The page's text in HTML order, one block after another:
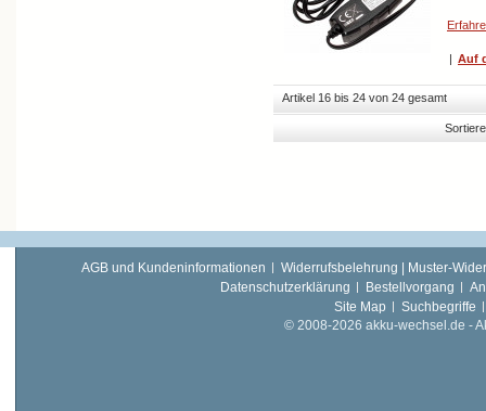
| Auf
Artikel 16 bis 24 von 24 gesamt
AGB und Kundeninformationen
Widerrufsbelehrung | Muster-
Datenschutzerklärung
Bestellvorgang
Site Map
Suchbegriffe
© 2008-2026 akku-wechsel.de -